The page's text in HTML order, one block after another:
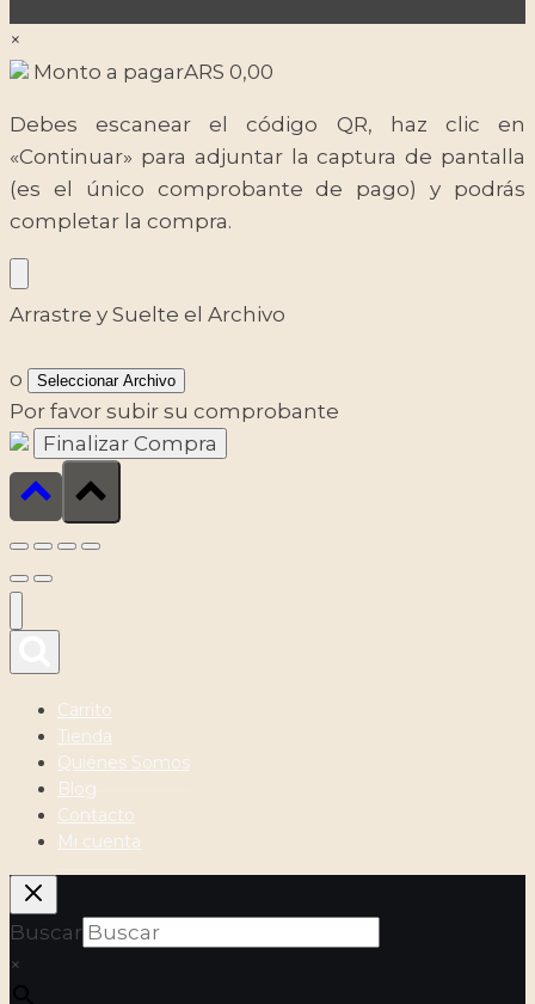
×
Monto a pagarARS 0,00
Debes escanear el código QR, haz clic en
«Continuar» para adjuntar la captura de pantalla
(es el único comprobante de pago) y podrás
completar la compra.
Arrastre y Suelte el Archivo
o Seleccionar Archivo
Por favor subir su comprobante
Carrito
Tienda
Quiénes Somos
Blog
Contacto
Mi cuenta
Buscar
×